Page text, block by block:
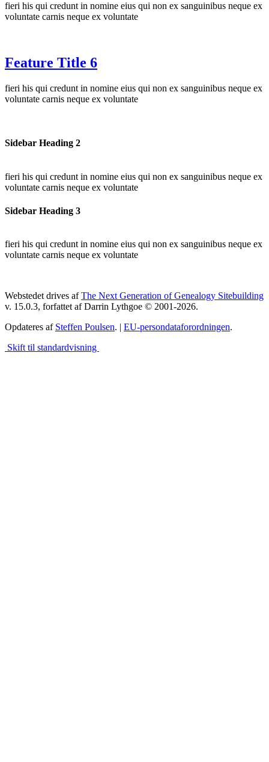
fieri his qui credunt in nomine eius qui non ex sanguinibus neque ex
voluntate carnis neque ex voluntate
Feature Title 6
fieri his qui credunt in nomine eius qui non ex sanguinibus neque ex
voluntate carnis neque ex voluntate
Sidebar Heading 2
fieri his qui credunt in nomine eius qui non ex sanguinibus neque ex
voluntate carnis neque ex voluntate
Sidebar Heading 3
fieri his qui credunt in nomine eius qui non ex sanguinibus neque ex
voluntate carnis neque ex voluntate
Webstedet drives afThe Next Generation of Genealogy Sitebuilding
v. 15.0.3, forfattet af Darrin Lythgoe © 2001-2026.
Opdateres af Steffen Poulsen. | EU-persondataforordningen.
Skift til standardvisning